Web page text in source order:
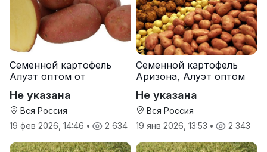
Семенной картофель
Алуэт оптом от
Не указана
Вся Россия
19 фев 2026, 14:46 • 2 634
Семенной картофель
Аризона, Алуэт оптом
Не указана
Вся Россия
19 янв 2026, 13:53 • 2 343